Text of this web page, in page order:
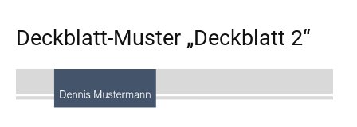
Deckblatt-Muster „Deckblatt 2“